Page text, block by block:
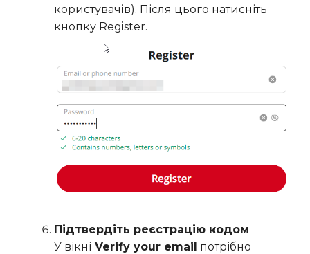
користувачів). Після цього натисніть
кнопку Register.
Підтвердіть реєстрацію кодом
У вікні Verify your email потрібно